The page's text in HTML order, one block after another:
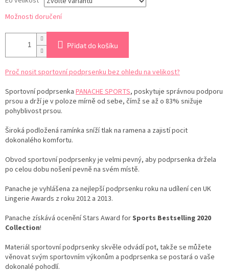
Možnosti doručení
Přidat do košíku
Proč nosit sportovní podprsenku bez ohledu na velikost?
Sportovní podprsenka PANACHE SPORTS, poskytuje správnou podporu
prsou a drží je v poloze mírně od sebe, čímž se až o 83% snižuje
pohyblivost prsou.
Široká podložená ramínka sníží tlak na ramena a zajistí pocit
dokonalého komfortu.
Obvod sportovní podprsenky je velmi pevný, aby podprsenka držela
po celou dobu nošení pevně na svém místě.
Panache je vyhlášena za nejlepší podprsenku roku na udílení cen UK
Lingerie Awards z roku 2012 a 2013.
Panache získává ocenění Stars Award forSports Bestselling 2020
Collection!
Materiál sportovní podprsenky skvěle odvádí pot, takže se můžete
věnovat svým sportovním výkonům a podprsenka se postará o vaše
dokonalé pohodlí.